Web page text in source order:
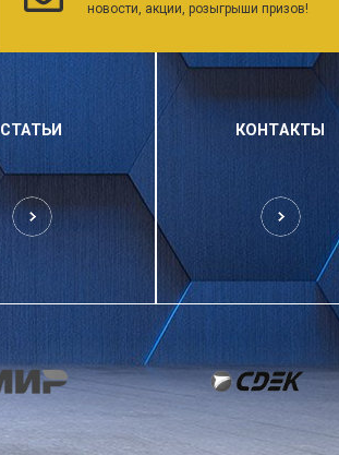
новости, акции, розыгрыши призов!
СТАТЬИ КОНТАКТЫ